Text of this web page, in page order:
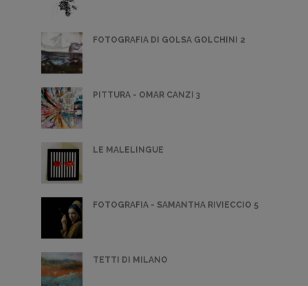
FOTOGRAFIA DI GOLSA GOLCHINI 2
PITTURA - OMAR CANZI 3
LE MALELINGUE
FOTOGRAFIA - SAMANTHA RIVIECCIO 5
TETTI DI MILANO